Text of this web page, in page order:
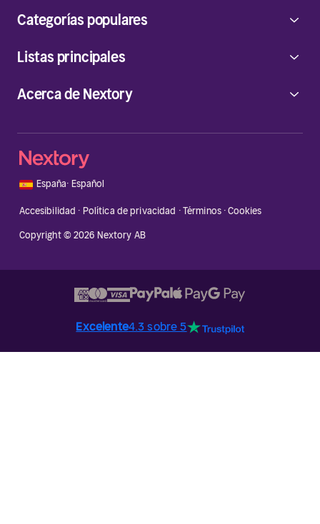
Acerca de Nextory
Categorías populares
Listas principales
🇪🇸 España· Español
Accesibilidad · Política de privacidad ·Términos·Cookies
Copyright © 2026 Nextory AB
Excelente4.3 sobre 5